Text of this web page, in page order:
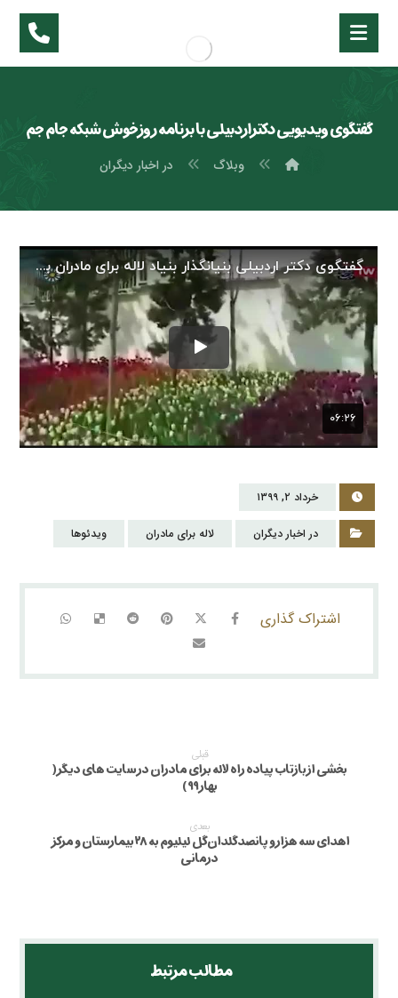
گفتگوی ویدیویی دکتر اردبیلی با برنامه روز خوش شبکه جام جم
وبلاگ در اخبار دیگران
خرداد ۲, ۱۳۹۹
در اخبار دیگران لاله برای مادران ویدئوها
قبلی
بخشی از بازتاب پیاده راه لاله برای مادران در سایت های دیگر (
بهار ۹۹ )
بعدی
اهدای سه هزار و پانصد گلدان گل لیلیوم به ۲۸ بیمارستان و مرکز
درمانی
مطالب مرتبط